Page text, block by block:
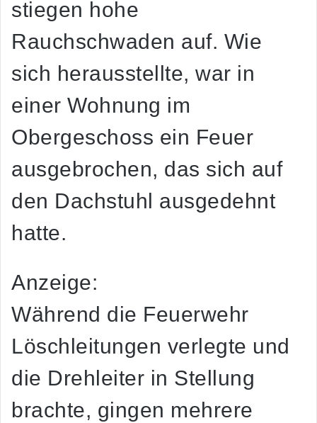
stiegen hohe
Rauchschwaden auf. Wie
sich herausstellte, war in
einer Wohnung im
Obergeschoss ein Feuer
ausgebrochen, das sich auf
den Dachstuhl ausgedehnt
hatte.
Anzeige:
Während die Feuerwehr
Löschleitungen verlegte und
die Drehleiter in Stellung
brachte, gingen mehrere